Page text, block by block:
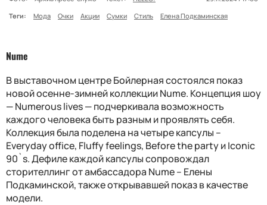
Теги:
Мода Очки Акции Сумки Стиль Елена Подкаминская
Nume
В выставочном центре Бойлерная состоялся показ
новой осенне-зимней коллекции Nume. Концепция шоу
— Numerous lives — подчеркивала возможность
каждого человека быть разным и проявлять себя.
Коллекция была поделена на четыре капсулы –
Everyday office, Fluffy feelings, Before the party и Iconic
90`s. Дефиле каждой капсулы сопровождал
сторителлинг от амбассадора Nume – Елены
Подкаминской, также открывавшей показ в качестве
модели.